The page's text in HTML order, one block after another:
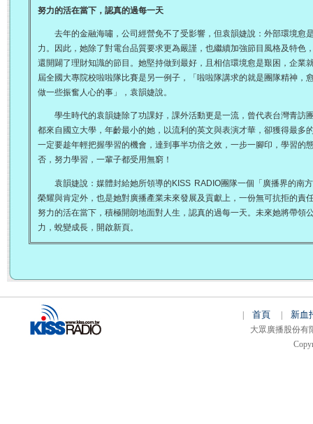
努力的活在當下，認真的過每一天
去年的金融海嘯，公司經營免不了受影響，但袁韻婕說：外部環境愈
力。因此，她除了對電台品質要求更為嚴謹，也繼續加強節目風格及特色
還開闢了理財知識的節目。她堅持做到最好，且相信環境愈是艱困，企業
屆全國大專院校啦啦隊比賽是另一例子，「啦啦隊講求的就是團隊精神，
做一些振奮人心的事」，袁韻婕說。
學生時代的袁韻婕除了功課好，課外活動更是一流，曾代表台灣青訪
都來自國立大學，年齡最小的她，以流利的英文與表演才華，卻獲得最多
一定要趁年輕把握學習的機會，達到事半功倍之效，一步一腳印，學習的
否，努力學習，一輩子都受用無窮！
袁韻婕說：媒體封給她所領導的KISS RADIO團隊一個「廣播界的南方
榮耀與肯定外，也是她對廣播產業未來發展及貢獻上，一份無可抗拒的責
努力的活在當下，積極開朗地面對人生，認真的過每一天。未來她將帶領
力，蛻變成長，開啟新頁。
首頁 新血
大眾廣播股份有